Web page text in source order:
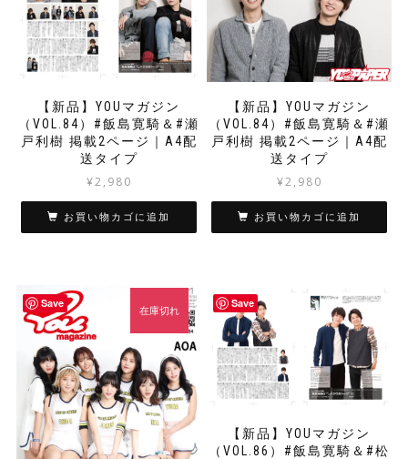
【新品】YOUマガジン
（VOL.84）#飯島寛騎＆#瀬
戸利樹 掲載2ページ｜A4配
送タイプ
¥2,980
お買い物カゴに追加
【新品】YOUマガジン
（VOL.84）#飯島寛騎＆#瀬
戸利樹 掲載2ページ｜A4配
送タイプ
¥2,980
お買い物カゴに追加
Save
在庫切れ
Save
【新品】YOUマガジン
（VOL.86）#飯島寛騎＆#松